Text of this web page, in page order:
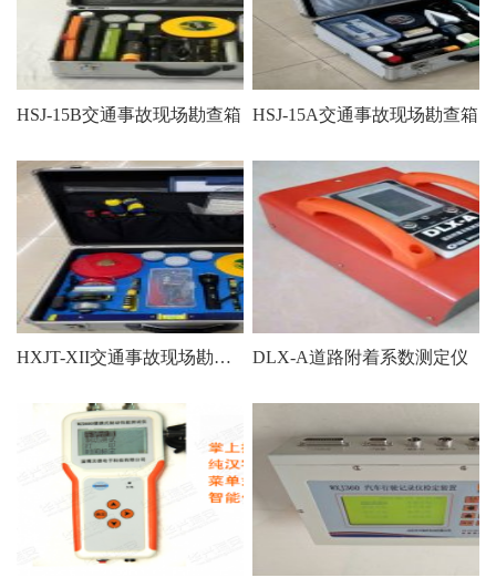
HSJ-15B交通事故现场勘查箱 HSJ-15A交通事故现场勘查箱
HXJT-XII交通事故现场勘查箱 DLX-A道路附着系数测定仪